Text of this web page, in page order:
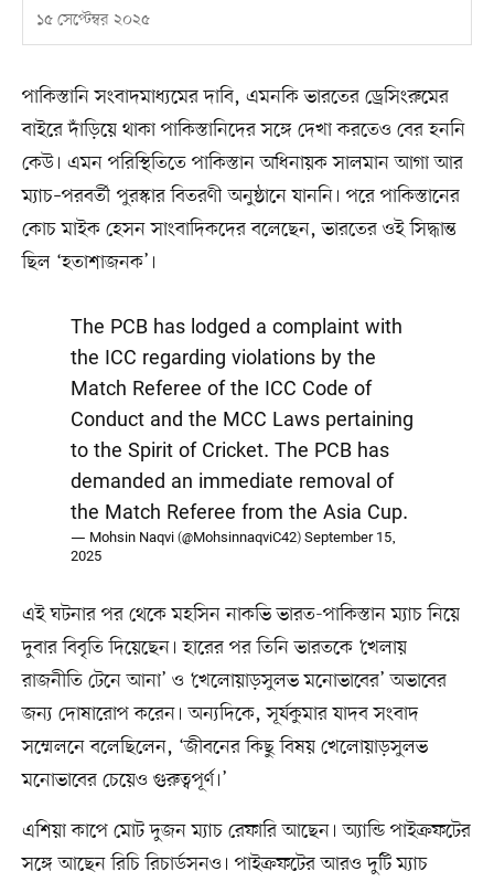
১৫ সেপ্টেম্বর ২০২৫
পাকিস্তানি সংবাদমাধ্যমের দাবি, এমনকি ভারতের ড্রেসিংরুমের
বাইরে দাঁড়িয়ে থাকা পাকিস্তানিদের সঙ্গে দেখা করতেও বের হননি
কেউ। এমন পরিস্থিতিতে পাকিস্তান অধিনায়ক সালমান আগা আর
ম্যাচ–পরবর্তী পুরস্কার বিতরণী অনুষ্ঠানে যাননি। পরে পাকিস্তানের
কোচ মাইক হেসন সাংবাদিকদের বলেছেন, ভারতের ওই সিদ্ধান্ত
ছিল ‘হতাশাজনক’।
The PCB has lodged a complaint with
the ICC regarding violations by the
Match Referee of the ICC Code of
Conduct and the MCC Laws pertaining
to the Spirit of Cricket. The PCB has
demanded an immediate removal of
the Match Referee from the Asia Cup.
— Mohsin Naqvi (@MohsinnaqviC42)September 15,
2025
এই ঘটনার পর থেকে মহসিন নাকভি ভারত-পাকিস্তান ম্যাচ নিয়ে
দুবার বিবৃতি দিয়েছেন। হারের পর তিনি ভারতকে ‘খেলায়
রাজনীতি টেনে আনা’ ও ‘খেলোয়াড়সুলভ মনোভাবের’ অভাবের
জন্য দোষারোপ করেন। অন্যদিকে, সূর্যকুমার যাদব সংবাদ
সম্মেলনে বলেছিলেন, ‘জীবনের কিছু বিষয় খেলোয়াড়সুলভ
মনোভাবের চেয়েও গুরুত্বপূর্ণ।’
এশিয়া কাপে মোট দুজন ম্যাচ রেফারি আছেন। অ্যান্ডি পাইক্রফটের
সঙ্গে আছেন রিচি রিচার্ডসনও। পাইক্রফটের আরও দুটি ম্যাচ